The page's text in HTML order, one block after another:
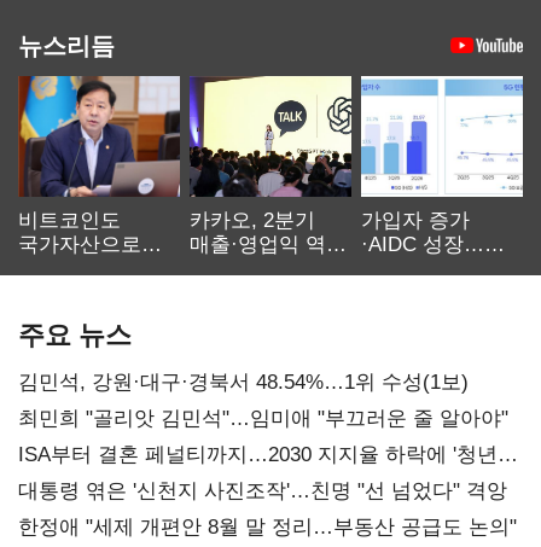
뉴스리듬
비트코인도
국가자산으로…'
카카오, 2분기
매출·영업익 역대
가입자 증가
·AIDC 성장…
주요 뉴스
김민석, 강원·대구·경북서 48.54%…1위 수성(1보)
최민희 "골리앗 김민석"…임미애 "부끄러운 줄 알아야"
ISA부터 결혼 페널티까지…2030 지지율 하락에 '청년
챙기기'
대통령 엮은 '신천지 사진조작'…친명 "선 넘었다" 격앙
한정애 "세제 개편안 8월 말 정리…부동산 공급도 논의"